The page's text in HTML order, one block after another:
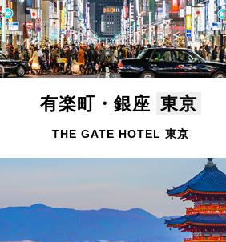
有楽町・銀座 東京
THE GATE HOTEL 東京